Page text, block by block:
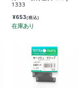
1333
¥653(税込)